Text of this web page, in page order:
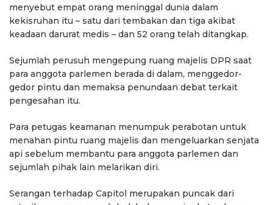
menyebut empat orang meninggal dunia dalam
kekisruhan itu – satu dari tembakan dan tiga akibat
keadaan darurat medis – dan 52 orang telah ditangkap.
Sejumlah perusuh mengepung ruang majelis DPR saat
para anggota parlemen berada di dalam, menggedor-
gedor pintu dan memaksa penundaan debat terkait
pengesahan itu.
Para petugas keamanan menumpuk perabotan untuk
menahan pintu ruang majelis dan mengeluarkan senjata
api sebelum membantu para anggota parlemen dan
sejumlah pihak lain melarikan diri.
Serangan terhadap Capitol merupakan puncak dari